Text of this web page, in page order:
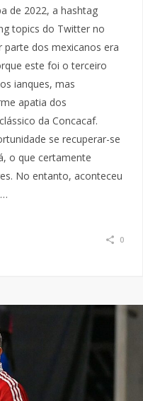
de 2022, a hashtag
topics do Twitter no
parte dos mexicanos era
este foi o terceiro
ianques, mas
apatia dos
da Concacaf.
se recuperar-se
o que certamente
No entanto, aconteceu
0